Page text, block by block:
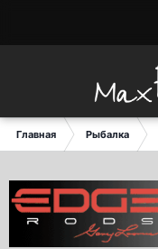
Главная Рыбалка